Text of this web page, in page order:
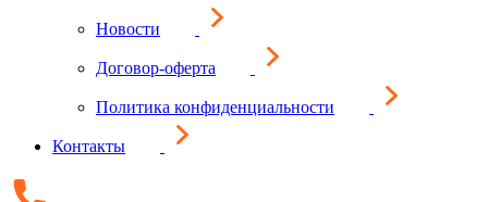
Новости
Договор-оферта
Политика конфиденциальности
Контакты